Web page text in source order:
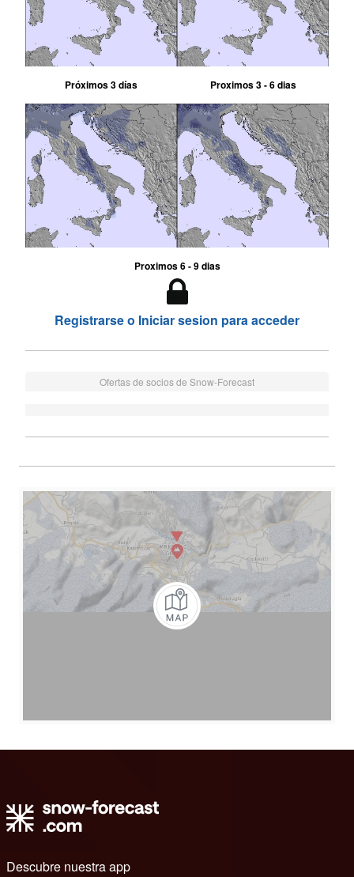
Próximos 3 días Proximos 3 - 6 dias
Proximos 6 - 9 dias
Registrarse o Iniciar sesion para acceder
Ofertas de socios de Snow-Forecast
Descubre nuestra app